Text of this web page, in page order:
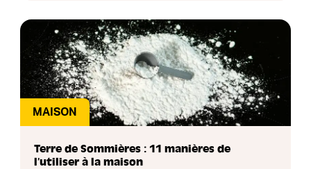
MAISON
Terre de Sommières : 11 manières de
l’utiliser à la maison